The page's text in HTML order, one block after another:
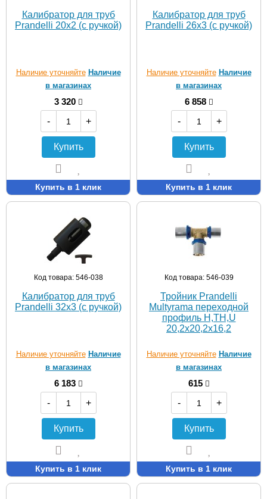
Калибратор для труб
Prandelli 20х2 (с ручкой)
Наличие уточняйте Наличие
в магазинах
3 320
-
+
Купить
Купить в 1 клик
Калибратор для труб
Prandelli 26х3 (с ручкой)
Наличие уточняйте Наличие
в магазинах
6 858
-
+
Купить
Купить в 1 клик
Код товара: 546-038
Калибратор для труб
Prandelli 32х3 (с ручкой)
Наличие уточняйте Наличие
в магазинах
6 183
-
+
Купить
Купить в 1 клик
Код товара: 546-039
Тройник Prandelli
Multyrama переходной
профиль H,TH,U
20,2х20,2х16,2
Наличие уточняйте Наличие
в магазинах
615
-
+
Купить
Купить в 1 клик